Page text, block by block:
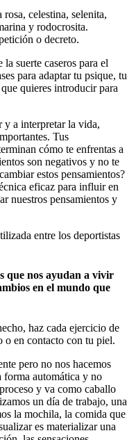
rosa, celestina, selenita,
y rodocrosita.
o decreto.
suerte caseros para el
para adaptar tu psique, tu
quieres introducir para
y a interpretar la vida,
Tus
cómo te enfrentas a
son negativos y no te
estos pensamientos?
eficaz para influir en
nuestros pensamientos y
entre los deportistas
que nos ayudan a vivir
en el mundo que
haz cada ejercicio de
o en contacto con tu piel.
pero no nos hacemos
forma automática y no
y va como caballo
un día de trabajo, una
la mochila, la comida que
es materializar una